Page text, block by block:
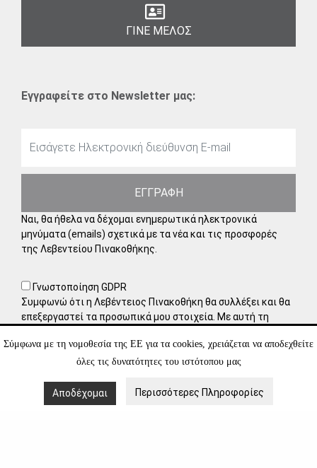
Σύμφωνα με τη νομοθεσία της ΕΕ για τα cookies, χρειάζεται να αποδεχθείτε
όλες τις δυνατότητες του ιστότοπου μας
Αποδέχομαι Περισσότερες Πληροφορίες
ΓΙΝΕ ΜΕΛΟΣ
Εγγραφείτε στο Newsletter μας:
ΕΓΓΡΑΦΗ
Ναι, θα ήθελα να δέχομαι ενημερωτικά ηλεκτρονικά
μηνύματα (emails) σχετικά με τα νέα και τις προσφορές
της Λεβεντείου Πινακοθήκης.
Γνωστοποίηση GDPR
Συμφωνώ ότι η Λεβέντειος Πινακοθήκη θα συλλέξει και θα
επεξεργαστεί τα προσωπικά μου στοιχεία. Με αυτή τη
μελλοντική συνεργασία, πράγμα για το οποίο χρειαζόμαστε
τη δική σας συγκατάθεση. Έχετε τη δυνατότητα να
στέλνοντάς μας ένα μήνυμα στο ηλεκτρονικό ταχυδρομείο.
Μάθετε περισσότερα για τον τρόπο διαχείρισης και